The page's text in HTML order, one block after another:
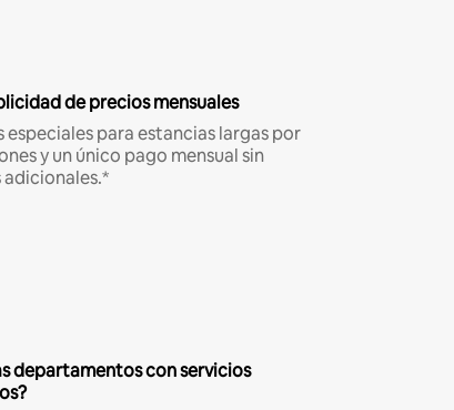
de precios mensuales
especiales para estancias largas por
y un único pago mensual sin
departamentos con servicios